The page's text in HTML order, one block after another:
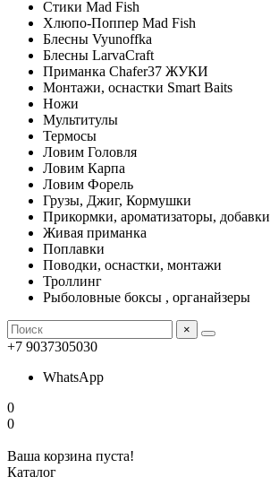
Стики Mad Fish
Хлюпо-Поппер Mad Fish
Блесны Vyunoffka
Блесны LarvaCraft
Приманка Chafer37 ЖУКИ
Монтажи, оснастки Smart Baits
Ножи
Мультитулы
Термосы
Ловим Головля
Ловим Карпа
Ловим Форель
Грузы, Джиг, Кормушки
Прикормки, ароматизаторы, добавки
Живая приманка
Поплавки
Поводки, оснастки, монтажи
Троллинг
Рыболовные боксы , органайзеры
×
+7 9037305030
WhatsApp
0
0
Ваша корзина пуста!
Каталог